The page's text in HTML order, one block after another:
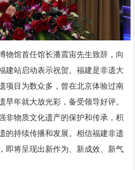
物馆首任馆长潘震宙先生致辞，向
建站启动表示祝贺。福建是非遗大
项目为数众多，曾在北京体验过南
早年就大放光彩，备受领导好评。
非物质文化遗产的保护和传承，积
的持续传播和发展。相信福建非遗
即将呈现出新作为、新成效、新气